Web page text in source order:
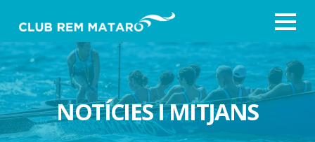
NOTÍCIES I MITJANS